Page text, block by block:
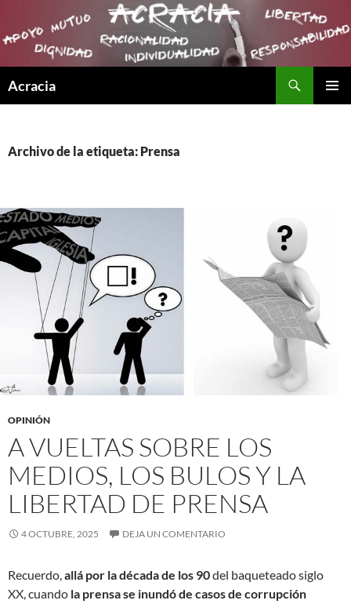
Acracia
Archivo de la etiqueta: Prensa
OPINIÓN
A VUELTAS SOBRE LOS
MEDIOS, LOS BULOS Y LA
LIBERTAD DE PRENSA
4 OCTUBRE, 2025 DEJA UN COMENTARIO
Recuerdo,allá por la década de los 90del baqueteado siglo
XX, cuando la prensa se inundó de casos de corrupción